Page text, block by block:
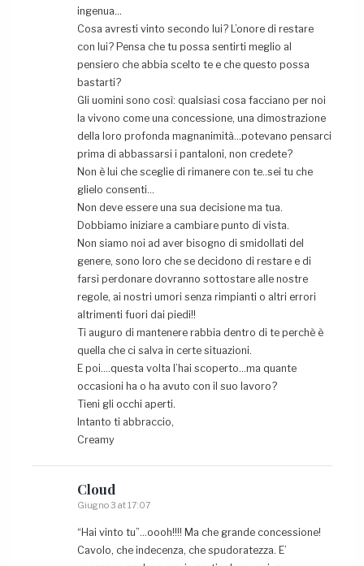
ingenua…
Cosa avresti vinto secondo lui? L’onore di restare
con lui? Pensa che tu possa sentirti meglio al
pensiero che abbia scelto te e che questo possa
bastarti?
Gli uomini sono così: qualsiasi cosa facciano per noi
la vivono come una concessione, una dimostrazione
della loro profonda magnanimità…potevano pensarci
prima di abbassarsi i pantaloni, non credete?
Non è lui che sceglie di rimanere con te..sei tu che
glielo consenti…
Non deve essere una sua decisione ma tua.
Dobbiamo iniziare a cambiare punto di vista.
Non siamo noi ad aver bisogno di smidollati del
genere, sono loro che se decidono di restare e di
farsi perdonare dovranno sottostare alle nostre
regole, ai nostri umori senza rimpianti o altri errori
altrimenti fuori dai piedi!!
Ti auguro di mantenere rabbia dentro di te perchè è
quella che ci salva in certe situazioni.
E poi….questa volta l’hai scoperto…ma quante
occasioni ha o ha avuto con il suo lavoro?
Tieni gli occhi aperti.
Intanto ti abbraccio,
Creamy
Cloud
Giugno 3 at 17:07
“Hai vinto tu”…oooh!!!! Ma che grande concessione!
Cavolo, che indecenza, che spudoratezza. E’